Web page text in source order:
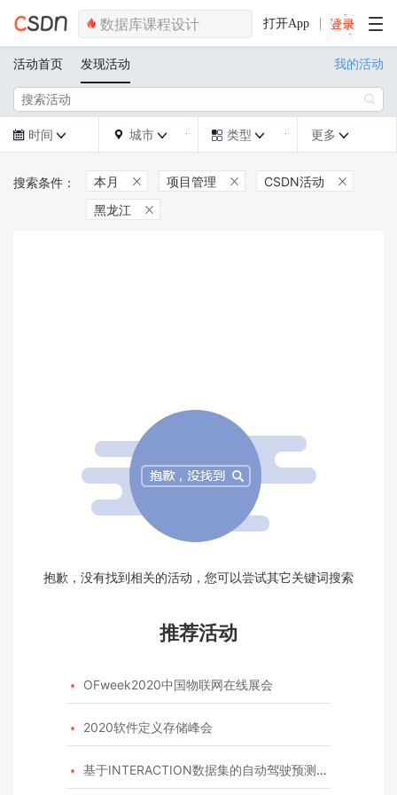
打开App
活动首页 发现活动 我的活动

 时间   城市   类型  更多 
本月  项目管理  CSDN活动 
黑龙江 
抱歉，没有找到相关的活动，您可以尝试其它关键词搜索
推荐活动
 OFweek2020中国物联网在线展会
 2020软件定义存储峰会
 基于INTERACTION数据集的自动驾驶预测模型挑战赛